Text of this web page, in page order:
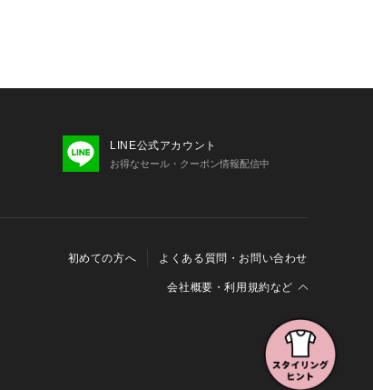
LINE公式アカウント
お得なセール・クーポン情報配信中
初めての方へ よくある質問・お問い合わせ
会社概要・利用規約など
特定商取引に関する法律に基づく表示
Cookieおよびアクセスログについて
三井不動産グループ ソーシャルメディアガイドライン